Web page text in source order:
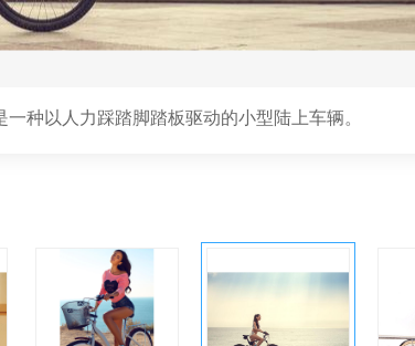
种以人力踩踏脚踏板驱动的小型陆上车辆。